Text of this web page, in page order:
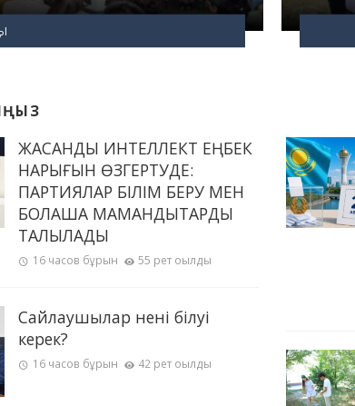
ЖАСАНДЫ ИНТЕЛЛЕКТ ЕҢБЕК
НАРЫҒЫН ӨЗГЕРТУДЕ:
ПАРТИЯЛАР БІЛІМ БЕРУ МЕН
БОЛАШАҚ МАМАНДЫҚТАРДЫ
ТАЛҚЫЛАДЫ
16 часов бұрын 55 рет оқылды
Сайлаушылар нені білуі
керек?
16 часов бұрын 42 рет оқылды